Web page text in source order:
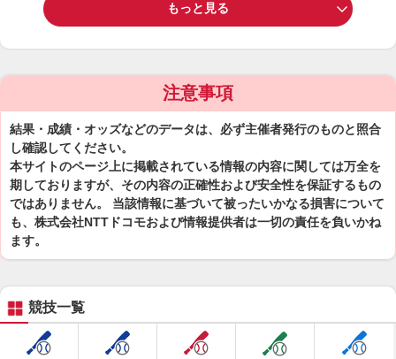
もっと見る
注意事項
結果・成績・オッズなどのデータは、必ず主催者発行のものと照合
し確認してください。
本サイトのページ上に掲載されている情報の内容に関しては万全を
期しておりますが、その内容の正確性および安全性を保証するもの
ではありません。 当該情報に基づいて被ったいかなる損害について
も、株式会社NTTドコモおよび情報提供者は一切の責任を負いかね
ます。
競技一覧